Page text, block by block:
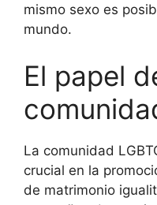
mismo sexo es
mundo.
El papel
La comunidad
crucial en la
de matrimonio